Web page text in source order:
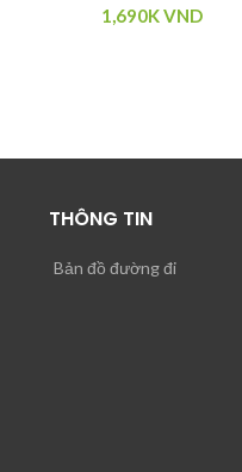
1,690KVND
THÔNG TIN
Bản đồ đường đi